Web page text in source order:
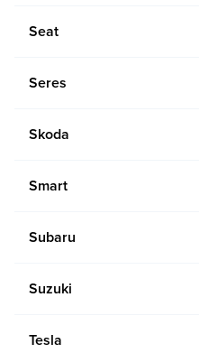
Seat
Seres
Skoda
Smart
Subaru
Suzuki
Tesla